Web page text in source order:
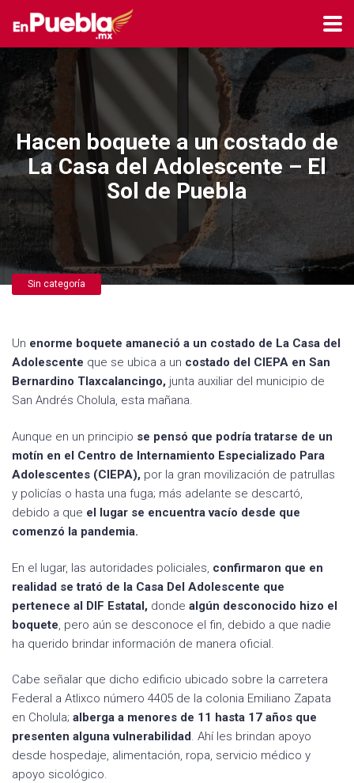
Hacen boquete a un costado de
La Casa del Adolescente – El
Sol de Puebla
Sin categoría
Un enorme boquete amaneció a un costado de La Casa del
Adolescente que se ubica a un costado del CIEPA en San
Bernardino Tlaxcalancingo, junta auxiliar del municipio de
San Andrés Cholula, esta mañana.
Aunque en un principio se pensó que podría tratarse de un
motín en el Centro de Internamiento Especializado Para
Adolescentes (CIEPA), por la gran movilización de patrullas
y policías o hasta una fuga; más adelante se descartó,
debido a que el lugar se encuentra vacío desde que
comenzó la pandemia.
En el lugar, las autoridades policiales, confirmaron que en
realidad se trató de la Casa Del Adolescente que
pertenece al DIF Estatal, donde algún desconocido hizo el
boquete , pero aún se desconoce el fin, debido a que nadie
ha querido brindar información de manera oficial.
Cabe señalar que dicho edificio ubicado sobre la carretera
Federal a Atlixco número 4405 de la colonia Emiliano Zapata
en Cholula; alberga a menores de 11 hasta 17 años que
presenten alguna vulnerabilidad. Ahí les brindan apoyo
desde hospedaje, alimentación, ropa, servicio médico y
apoyo sicológico.